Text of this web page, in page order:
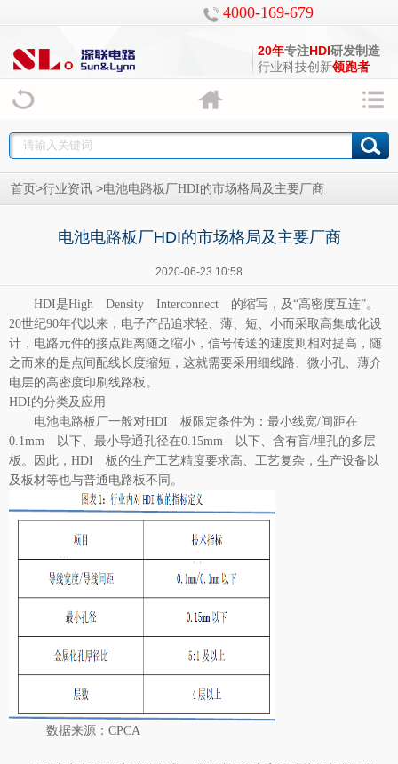
4000-169-679
20年专注HDI研发制造
行业科技创新领跑者
首页 >行业资讯 >电池电路板厂HDI的市场格局及主要厂商
电池电路板厂HDI的市场格局及主要厂商
2020-06-23 10:58
HDI是High Density Interconnect 的缩写，及“高密度互连”。
20世纪90年代以来，电子产品追求轻、薄、短、小而采取高集成化设
计，电路元件的接点距离随之缩小，信号传送的速度则相对提高，随
之而来的是点间配线长度缩短，这就需要采用细线路、微小孔、薄介
电层的高密度印刷 线路板 。
HDI的分类及应用
电池电路板厂一般对HDI 板限定条件为：最小线宽/间距在
0.1mm 以下、最小导通孔径在0.15mm 以下、含有盲/埋孔的多层
板。因此，HDI 板的生产工艺精度要求高、工艺复杂，生产设备以
及板材等也与普通电路板不同。
数据来源：CPCA